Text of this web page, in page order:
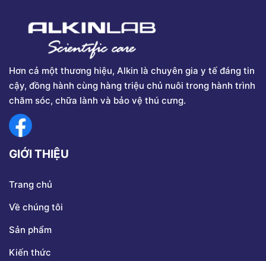
Hơn cả một thương hiệu, Alkin là chuyên gia y tế đáng tin
cậy, đồng hành cùng hàng triệu chủ nuôi trong hành trình
chăm sóc, chữa lành và bảo vệ thú cưng.
GIỚI THIỆU
Trang chủ
Về chúng tôi
Sản phẩm
Kiến thức